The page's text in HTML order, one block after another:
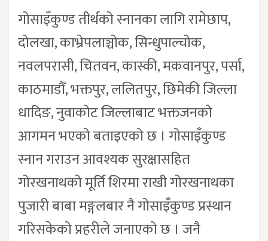
गोसाइँकुण्ड तीर्थको स्नानका लागि रामेछाप,
दोलखा, काभ्रेपलाञ्चोक, सिन्धुपाल्चोक,
नवलपरासी, चितवन, कास्की, मकवानपुर, पर्सा,
काठमाडौँ, भक्तपुर, ललितपुर, छिमेकी जिल्ला
धादिङ, नुवाकोट जिल्लाबाट भक्तजनको
आगमन भएको बताइएको छ । गोसाइँकुण्ड
स्नान गराउन आवश्यक सुरक्षासहित
गोरखनाथको मूर्ति शिरमा राखी गोरखनाथका
पुजारी बाबा मङ्गलबार नै गोसाइँकुण्ड प्रस्थान
गरिसकेको प्रहरीले जनाएको छ । जनै